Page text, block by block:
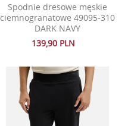
Spodnie dresowe męskie
ciemnogranatowe 49095-310
DARK NAVY
139,90 PLN